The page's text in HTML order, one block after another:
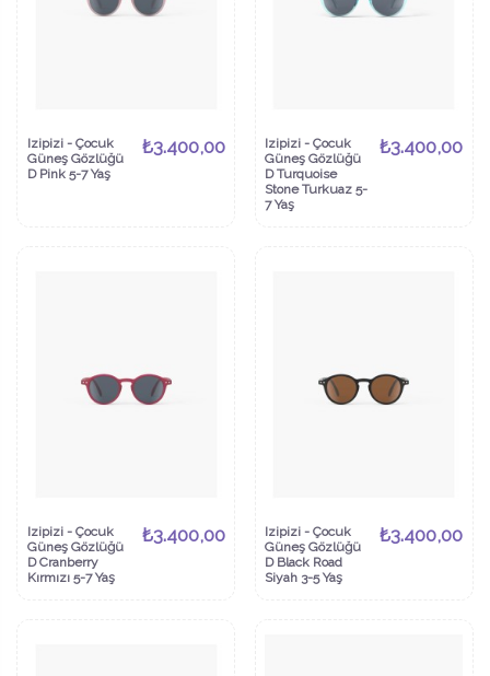
Izipizi - Çocuk
Güneş Gözlüğü
D Pink 5-7 Yaş
₺3.400,00
Izipizi - Çocuk
Güneş Gözlüğü
D Turquoise
Stone Turkuaz 5-
7 Yaş
₺3.400,00
Izipizi - Çocuk
Güneş Gözlüğü
D Cranberry
Kırmızı 5-7 Yaş
₺3.400,00
Izipizi - Çocuk
Güneş Gözlüğü
D Black Road
Siyah 3-5 Yaş
₺3.400,00